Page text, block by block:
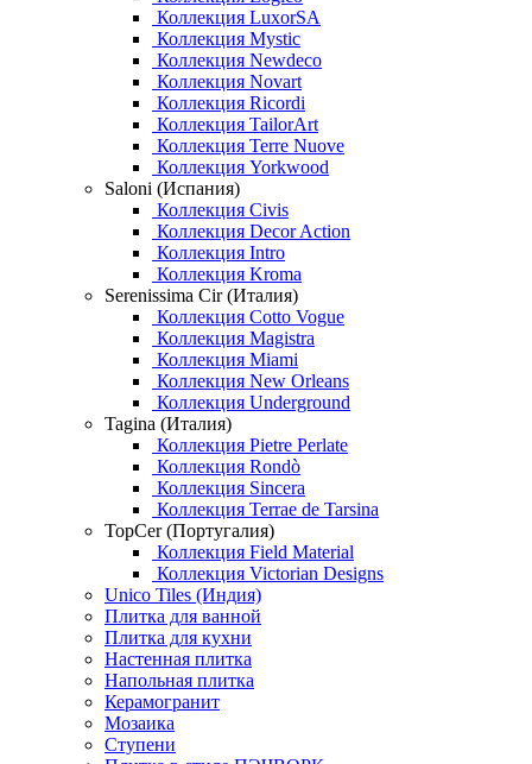
Коллекция LuxorSA
Коллекция Mystic
Коллекция Newdeco
Коллекция Novart
Коллекция Ricordi
Коллекция TailorArt
Коллекция Terre Nuove
Коллекция Yorkwood
Saloni (Испания)
Коллекция Civis
Коллекция Decor Action
Коллекция Intro
Коллекция Kroma
Serenissima Cir (Италия)
Коллекция Cotto Vogue
Коллекция Magistra
Коллекция Miami
Коллекция New Orleans
Коллекция Underground
Tagina (Италия)
Коллекция Pietre Perlate
Коллекция Rondò
Коллекция Sincera
Коллекция Terrae de Tarsina
TopCer (Португалия)
Коллекция Field Material
Коллекция Victorian Designs
Unico Tiles (Индия)
Плитка для ванной
Плитка для кухни
Настенная плитка
Напольная плитка
Керамогранит
Мозаика
Ступени